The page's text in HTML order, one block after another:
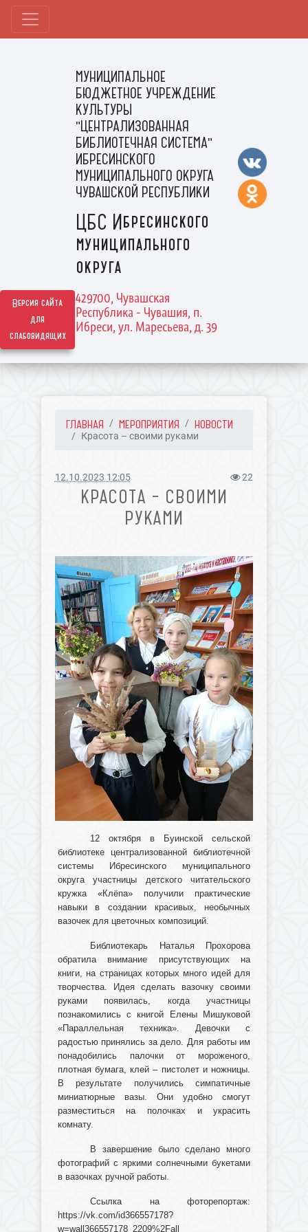
Версия сайта
для
слабовидящих
МУНИЦИПАЛЬНОЕ
БЮДЖЕТНОЕ УЧРЕЖДЕНИЕ
КУЛЬТУРЫ
"ЦЕНТРАЛИЗОВАННАЯ
БИБЛИОТЕЧНАЯ СИСТЕМА"
ИБРЕСИНСКОГО
МУНИЦИПАЛЬНОГО ОКРУГА
ЧУВАШСКОЙ РЕСПУБЛИКИ
ЦБС Ибресинского
муниципального
округа
429700, Чувашская
Республика - Чувашия, п.
Ибреси, ул. Маресьева, д. 39
ГЛАВНАЯ МЕРОПРИЯТИЯ НОВОСТИ
Красота – своими руками
12.10.2023 12:05 22
КРАСОТА – СВОИМИ
РУКАМИ
12 октября в Буинской сельской
библиотеке централизованной библиотечной
системы Ибресинского муниципального
округа участницы детского читательского
кружка «Клёпа» получили практические
навыки в создании красивых, необычных
вазочек для цветочных композиций.
Библиотекарь Наталья Прохорова
обратила внимание присутствующих на
книги, на страницах которых много идей для
творчества. Идея сделать вазочку своими
руками появилась, когда участницы
познакомились с книгой Елены Мишуковой
«Параллельная техника». Девочки с
радостью принялись за дело. Для работы им
понадобились палочки от мороженого,
плотная бумага, клей – пистолет и ножницы.
В результате получились симпатичные
миниатюрные вазы. Они удобно смогут
разместиться на полочках и украсить
комнату.
В завершение было сделано много
фотографий с яркими солнечными букетами
в вазочках ручной работы.
Ссылка на фоторепортаж:
https://vk.com/id366557178?
w=wall366557178_2209%2Fall